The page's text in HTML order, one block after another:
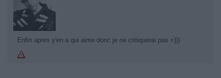
Enfin apres y'en a qui aime donc je ne critiquerai pas =)))